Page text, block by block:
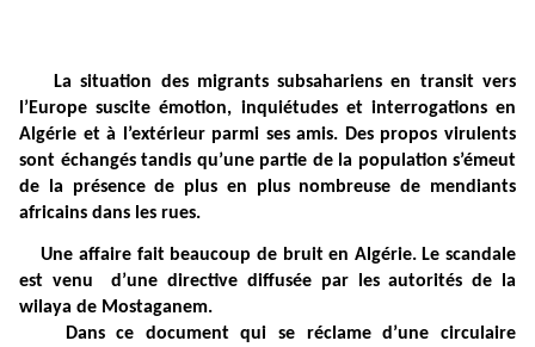
La situation des migrants subsahariens en transit vers
l’Europe suscite émotion, inquiétudes et interrogations en
Algérie et à l’extérieur parmi ses amis. Des propos virulents
sont échangés tandis qu’une partie de la population s’émeut
de la présence de plus en plus nombreuse de mendiants
africains dans les rues.
Une affaire fait beaucoup de bruit en Algérie. Le scandale
est venu d’une directive diffusée par les autorités de la
wilaya de Mostaganem.
Dans ce document qui se réclame d’une circulaire